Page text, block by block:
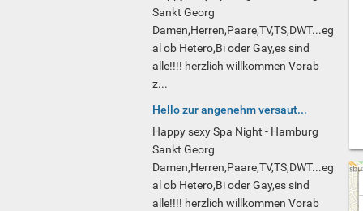
Sankt Georg
Damen,Herren,Paare,TV,TS,DWT...eg
al ob Hetero,Bi oder Gay,es sind
alle!!!! herzlich willkommen Vorab
z...
Hello zur angenehm versaut...
Happy sexy Spa Night - Hamburg
Sankt Georg
Damen,Herren,Paare,TV,TS,DWT...eg
al ob Hetero,Bi oder Gay,es sind
alle!!!! herzlich willkommen Vorab